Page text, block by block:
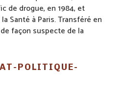
de drogue, en 1984, et
Santé à Paris. Transféré en
façon suspecte de la
POLITIQUE-